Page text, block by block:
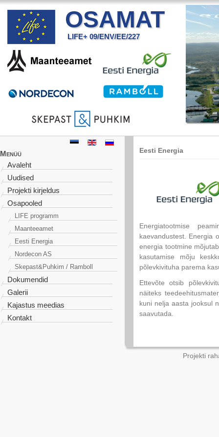
OSAMAT
LIFE+ 09/ENV/EE/227
Menüü
Avaleht
Uudised
Projekti kirjeldus
Osapooled
LIFE programm
Maanteeamet
Eesti Energia
Nordecon AS
Skepast&Puhkim / Ramboll
Dokumendid
Galerii
Kajastus meedias
Kontakt
Eesti Energia
Energiatootmise
kaevandustest. Energia
energia tootmine
kasutamise mõju
põlevkivituha parema
Ettevõte otsib
näiteks
kuni nelja aasta jooksul
saavutada.
Projekti